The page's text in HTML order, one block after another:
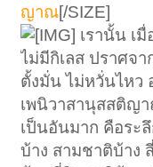
ญาณ[/SIZE]
เรานั้น เ
ไม่มีกิเลส ปราศจ
ตั้งมั่น ไม่หวั่นไหว
เพนิวาสานุสสติญ
เป็นอันมาก คือระ
บ้าง สามชาติบ้าง